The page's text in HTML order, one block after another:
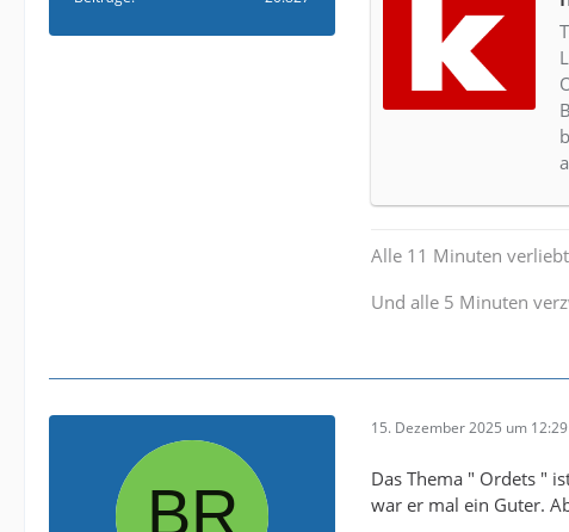
Alle 11 Minuten
Und alle 5 Minuten
15. Dezember 2025 um 12:29
Das Thema " Ordets "
war er mal ein Guter.